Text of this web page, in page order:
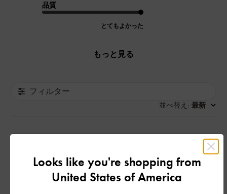
品質
とてもよかった
もっと見る
フィルター
並べ替え : 最新
Quality is good
開
2026-07-21
Looks like you're shopping from
United States of America